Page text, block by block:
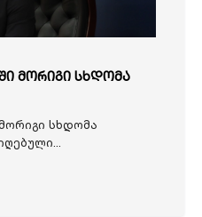
მორიგი სხდომა
სხდომა